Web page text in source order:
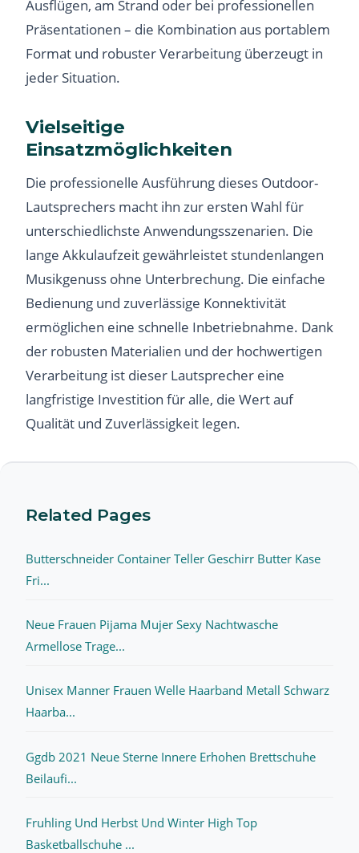
Ausflügen, am Strand oder bei professionellen
Präsentationen – die Kombination aus portablem
Format und robuster Verarbeitung überzeugt in
jeder Situation.
Vielseitige
Einsatzmöglichkeiten
Die professionelle Ausführung dieses Outdoor-
Lautsprechers macht ihn zur ersten Wahl für
unterschiedlichste Anwendungsszenarien. Die
lange Akkulaufzeit gewährleistet stundenlangen
Musikgenuss ohne Unterbrechung. Die einfache
Bedienung und zuverlässige Konnektivität
ermöglichen eine schnelle Inbetriebnahme. Dank
der robusten Materialien und der hochwertigen
Verarbeitung ist dieser Lautsprecher eine
langfristige Investition für alle, die Wert auf
Qualität und Zuverlässigkeit legen.
Related Pages
Butterschneider Container Teller Geschirr Butter Kase
Fri...
Neue Frauen Pijama Mujer Sexy Nachtwasche
Armellose Trage...
Unisex Manner Frauen Welle Haarband Metall Schwarz
Haarba...
Ggdb 2021 Neue Sterne Innere Erhohen Brettschuhe
Beilaufi...
Fruhling Und Herbst Und Winter High Top
Basketballschuhe ...